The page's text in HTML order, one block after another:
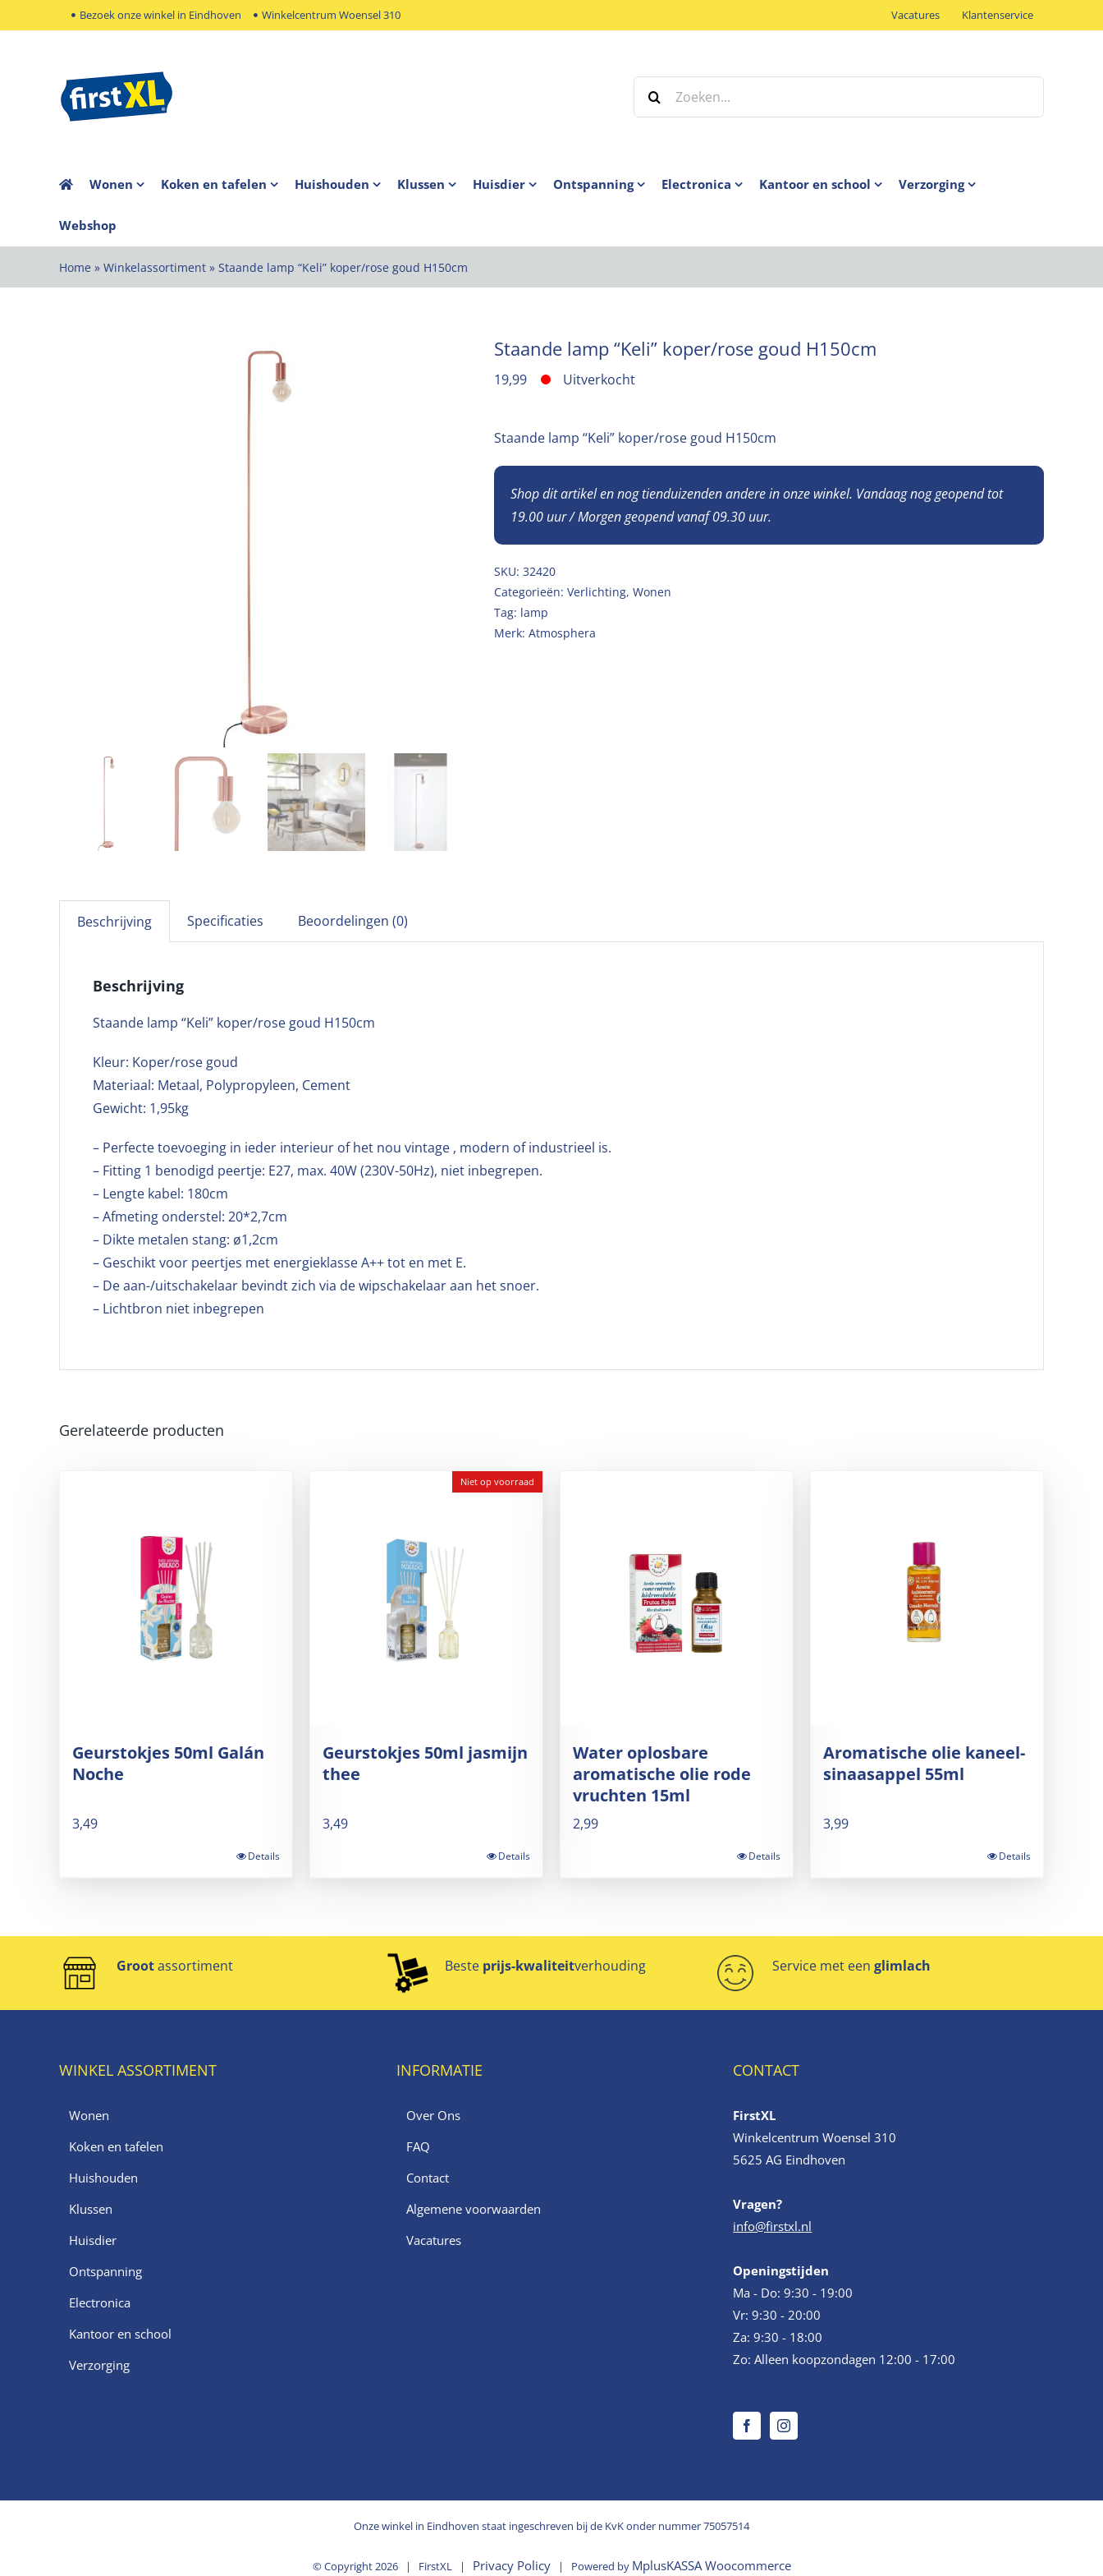
naar
Bezoek onze winkel in Eindhoven Winkelcentrum Woensel 310 Vacatures Klantenservice
Zoeken
naar:
Wonen Koken en tafelen Huishouden Klussen Huisdier Ontspanning Electronica Kantoor en school Verzorging
Webshop
Home » Winkelassortiment » Staande lamp “Keli” koper/rose goud H150cm
Staande lamp “Keli” koper/rose goud H150cm
19,99 Uitverkocht
Staande lamp “Keli” koper/rose goud H150cm
Shop dit artikel en nog tienduizenden andere in onze winkel. Vandaag nog geopend tot
19.00 uur / Morgen geopend vanaf 09.30 uur.
SKU: 32420
Categorieën: Verlichting, Wonen
Tag: lamp
Merk: Atmosphera
Beschrijving Specificaties Beoordelingen (0)
Beschrijving
Staande lamp “Keli” koper/rose goud H150cm
Kleur: Koper/rose goud
Materiaal: Metaal, Polypropyleen, Cement
Gewicht: 1,95kg
– Perfecte toevoeging in ieder interieur of het nou vintage , modern of industrieel is.
– Fitting 1 benodigd peertje: E27, max. 40W (230V-50Hz), niet inbegrepen.
– Lengte kabel: 180cm
– Afmeting onderstel: 20*2,7cm
– Dikte metalen stang: ø1,2cm
– Geschikt voor peertjes met energieklasse A++ tot en met E.
– De aan-/uitschakelaar bevindt zich via de wipschakelaar aan het snoer.
– Lichtbron niet inbegrepen
Gerelateerde producten
Geurstokjes 50ml Galán
Noche
3,49
Details
Niet op voorraad
Geurstokjes 50ml jasmijn
thee
3,49
Details
Water oplosbare
aromatische olie rode
vruchten 15ml
2,99
Details
Aromatische olie kaneel-
sinaasappel 55ml
3,99
Details
Grootassortiment Beste prijs-kwaliteitverhouding Service met eenglimlach
WINKEL ASSORTIMENT
Wonen
Koken en tafelen
Huishouden
Klussen
Huisdier
Ontspanning
Electronica
Kantoor en school
Verzorging
INFORMATIE
Over Ons
FAQ
Contact
Algemene voorwaarden
Vacatures
CONTACT
FirstXL
Winkelcentrum Woensel 310
5625 AG Eindhoven
Vragen?
info@firstxl.nl
Openingstijden
Ma - Do: 9:30 - 19:00
Vr: 9:30 - 20:00
Za: 9:30 - 18:00
Zo: Alleen koopzondagen 12:00 - 17:00
Onze winkel in Eindhoven staat ingeschreven bij de KvK onder nummer 75057514
© Copyright2026 | FirstXL | Privacy Policy| Powered by MplusKASSA Woocommerce